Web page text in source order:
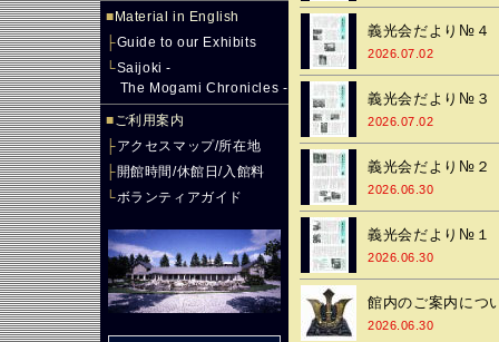
■ Material in English
├Guide to our Exhibits
└Saijoki -
The Mogami Chronicles -
■ご利用案内
├アクセスマップ/所在地
├開館時間/休館日/入館料
└ボランティアガイド
義光会だより№４
2026.07.02
義光会だより№３
2026.07.02
義光会だより№２
2026.06.30
義光会だより№１
2026.06.30
館内のご案内につ
2026.06.30